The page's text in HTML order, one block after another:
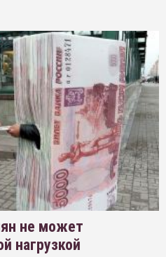
не может
нагрузкой